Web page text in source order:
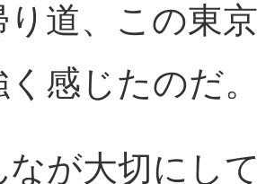
り道、この東
く感じたのだ
なが大切にし